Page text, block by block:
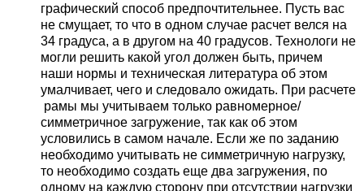
графический способ предпочтительнее. Пусть вас
не смущает, то что в одном случае расчет велся на
34 градуса, а в другом на 40 градусов. Технологи не
могли решить какой угол должен быть, причем
наши нормы и техническая литература об этом
умалчивает, чего и следовало ожидать. При расчете
рамы мы учитываем только равномерное/
симметричное загружение, так как об этом
условились в самом начале. Если же по заданию
необходимо учитывать не симметричную нагрузку,
то необходимо создать еще два загружения, по
одному на каждую сторону при отсутствии нагрузки